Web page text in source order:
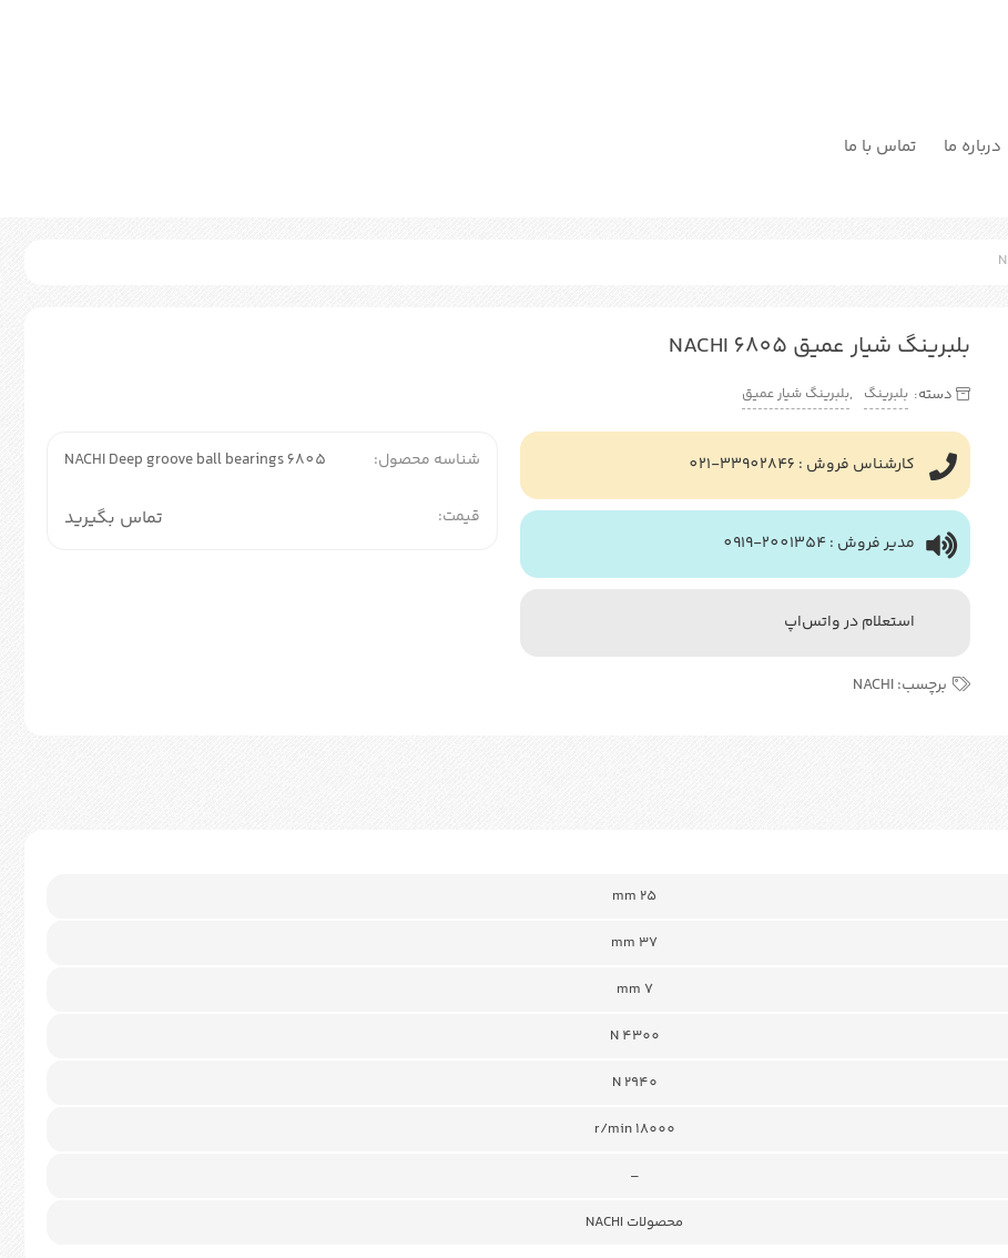
درباره ما تماس با ما
بلبرینگ شیار عمیق NACHI 6805
دسته: بلبرینگ ,بلبرینگ شیار عمیق
کارشناس فروش : 33902846-021
مدیر فروش : 2001354-0919
استعلام در واتس‌اپ
برچسب:NACHI
شناسه محصول: NACHI Deep groove ball bearings 6805
قیمت: تماس بگیرید
mm 25
mm 37
7 mm
N 4300
N 2940
r/min 18000
–
محصولات NACHI